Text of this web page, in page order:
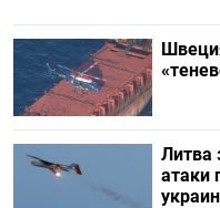
Литва
атаки